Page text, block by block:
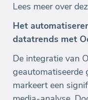
Lees meer over
Het
datatrends met
De integratie van
geautomatiseerde
markeert een